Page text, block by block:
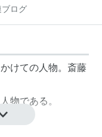
ブログ
けての人物。斎藤
物である。